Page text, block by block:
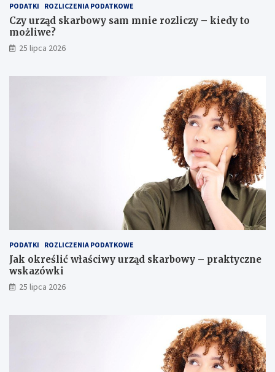
PODATKI ROZLICZENIA PODATKOWE
Czy urząd skarbowy sam mnie rozliczy – kiedy to
możliwe?
25 lipca 2026
PODATKI ROZLICZENIA PODATKOWE
Jak określić właściwy urząd skarbowy – praktyczne
wskazówki
25 lipca 2026